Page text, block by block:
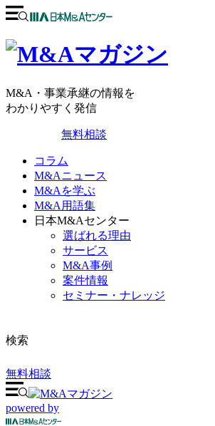
M&A・事業承継の情報を
わかりやすく発信
無料相談
コラム
M&Aニュース
M&Aを学ぶ
M&A用語集
日本M&Aセンター
選ばれる理由
サービス
M&A事例
案件情報
セミナー・ナレッジ
検索
無料相談
powered by